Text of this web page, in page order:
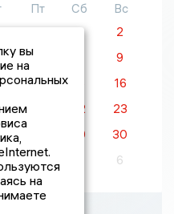
Пт Сб
Вс
2
7
9
14
16
22
23
29
30
4 6
вы
на
на